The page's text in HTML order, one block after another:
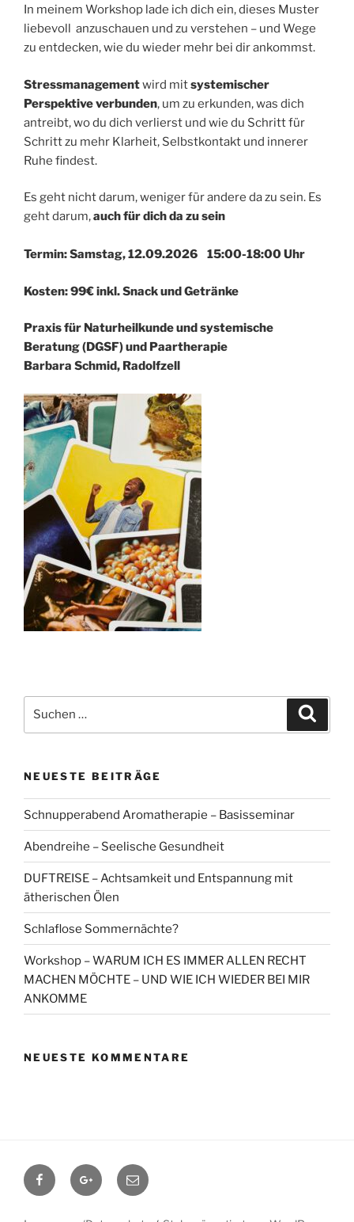
In meinem Workshop lade ich dich ein, dieses Muster
liebevoll anzuschauen und zu verstehen – und Wege
zu entdecken, wie du wieder mehr bei dir ankommst.
Stressmanagementwird mitsystemischer
Perspektive verbunden, um zu erkunden, was dich
antreibt, wo du dich verlierst und wie du Schritt für
Schritt zu mehr Klarheit, Selbstkontakt und innerer
Ruhe findest.
Es geht nicht darum, weniger für andere da zu sein. Es
geht darum,auch für dich da zu sein
Termin: Samstag, 12.09.2026 15:00-18:00 Uhr
Kosten: 99€ inkl. Snack und Getränke
Praxis für Naturheilkunde und systemische
Beratung (DGSF) und Paartherapie
Barbara Schmid, Radolfzell
nach:
NEUESTE BEITRÄGE
Schnupperabend Aromatherapie – Basisseminar
Abendreihe – Seelische Gesundheit
DUFTREISE – Achtsamkeit und Entspannung mit
ätherischen Ölen
Schlaflose Sommernächte?
Workshop – WARUM ICH ES IMMER ALLEN RECHT
MACHEN MÖCHTE – UND WIE ICH WIEDER BEI MIR
ANKOMME
NEUESTE KOMMENTARE
FacebookGoogle+Contact
me